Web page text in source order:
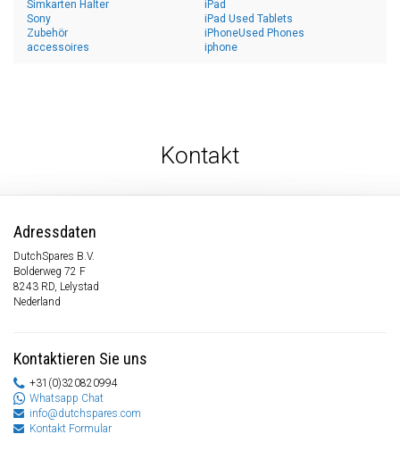
Simkarten Halter
Sony
Zubehör
accessoires
iPad
iPad Used Tablets
iPhoneUsed Phones
iphone
Kontakt
Adressdaten
DutchSpares B.V.
Bolderweg 72 F
8243 RD, Lelystad
Nederland
Kontaktieren Sie uns
+31(0)320820994
Whatsapp Chat
info@dutchspares.com
Kontakt Formular